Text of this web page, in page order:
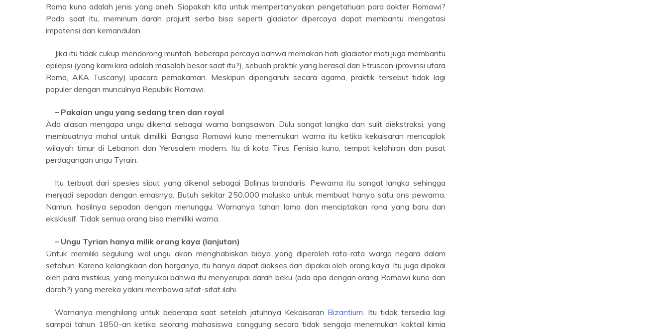
Roma kuno adalah jenis yang aneh. Siapakah kita untuk mempertanyakan pengetahuan para dokter Romawi?
Pada saat itu, meminum darah prajurit serba bisa seperti gladiator dipercaya dapat membantu mengatasi
impotensi dan kemandulan.
Jika itu tidak cukup mendorong muntah, beberapa percaya bahwa memakan hati gladiator mati juga membantu
epilepsi (yang kami kira adalah masalah besar saat itu?), sebuah praktik yang berasal dari Etruscan (provinsi utara
Roma, AKA Tuscany) upacara pemakaman. Meskipun dipengaruhi secara agama, praktik tersebut tidak lagi
populer dengan munculnya Republik Romawi.
– Pakaian ungu yang sedang tren dan royal
Ada alasan mengapa ungu dikenal sebagai warna bangsawan. Dulu sangat langka dan sulit diekstraksi, yang
membuatnya mahal untuk dimiliki. Bangsa Romawi kuno menemukan warna itu ketika kekaisaran mencaplok
wilayah timur di Lebanon dan Yerusalem modern. Itu di kota Tirus Fenisia kuno, tempat kelahiran dan pusat
perdagangan ungu Tyrain.
Itu terbuat dari spesies siput yang dikenal sebagai Bolinus brandaris. Pewarna itu sangat langka sehingga
menjadi sepadan dengan emasnya. Butuh sekitar 250.000 moluska untuk membuat hanya satu ons pewarna.
Namun, hasilnya sepadan dengan menunggu. Warnanya tahan lama dan menciptakan rona yang baru dan
eksklusif. Tidak semua orang bisa memiliki warna.
– Ungu Tyrian hanya milik orang kaya (lanjutan)
Untuk memiliki segulung wol ungu akan menghabiskan biaya yang diperoleh rata-rata warga negara dalam
setahun. Karena kelangkaan dan harganya, itu hanya dapat diakses dan dipakai oleh orang kaya. Itu juga dipakai
oleh para mistikus, yang menyukai bahwa itu menyerupai darah beku (ada apa dengan orang Romawi kuno dan
darah?) yang mereka yakini membawa sifat-sifat ilahi.
Warnanya menghilang untuk beberapa saat setelah jatuhnya Kekaisaran Bizantium . Itu tidak tersedia lagi
sampai tahun 1850-an ketika seorang mahasiswa canggung secara tidak sengaja menemukan koktail kimia